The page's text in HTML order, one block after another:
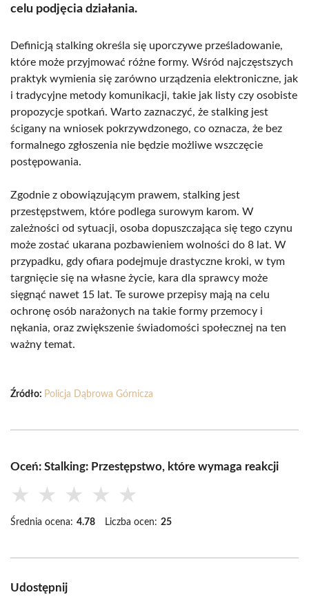
celu podjęcia działania.
Definicją stalking określa się uporczywe prześladowanie,
które może przyjmować różne formy. Wśród najczęstszych
praktyk wymienia się zarówno urządzenia elektroniczne, jak
i tradycyjne metody komunikacji, takie jak listy czy osobiste
propozycje spotkań. Warto zaznaczyć, że stalking jest
ścigany na wniosek pokrzywdzonego, co oznacza, że bez
formalnego zgłoszenia nie będzie możliwe wszczęcie
postępowania.
Zgodnie z obowiązującym prawem, stalking jest
przestępstwem, które podlega surowym karom. W
zależności od sytuacji, osoba dopuszczająca się tego czynu
może zostać ukarana pozbawieniem wolności do 8 lat. W
przypadku, gdy ofiara podejmuje drastyczne kroki, w tym
targnięcie się na własne życie, kara dla sprawcy może
sięgnąć nawet 15 lat. Te surowe przepisy mają na celu
ochronę osób narażonych na takie formy przemocy i
nękania, oraz zwiększenie świadomości społecznej na ten
ważny temat.
Źródło: Policja Dąbrowa Górnicza
Oceń: Stalking: Przestępstwo, które wymaga reakcji
★ ★ ★ ★ ★
Średnia ocena: 4.78 Liczba ocen: 25
Udostępnij